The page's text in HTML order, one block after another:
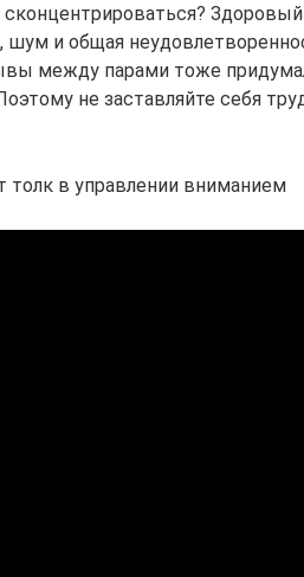
шум и общая
между парами тоже
не заставляйте себя
толк в управлении вниманием